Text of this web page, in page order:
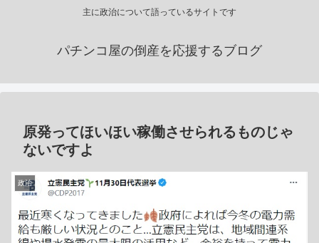
主に政治について語っているサイトです
パチンコ屋の倒産を応援するブログ
原発ってほいほい稼働させられるものじゃ
ないですよ
政治